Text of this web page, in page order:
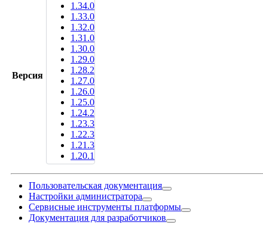
Версия
1.34.0
1.33.0
1.32.0
1.31.0
1.30.0
1.29.0
1.28.2
1.27.0
1.26.0
1.25.0
1.24.2
1.23.3
1.22.3
1.21.3
1.20.1
Пользовательская документация
Настройки администратора
Сервисные инструменты платформы
Документация для разработчиков